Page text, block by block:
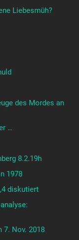
Liebesmüh?
des Mordes an
…
8.2.19h
1978
diskutiert
7. Nov. 2018